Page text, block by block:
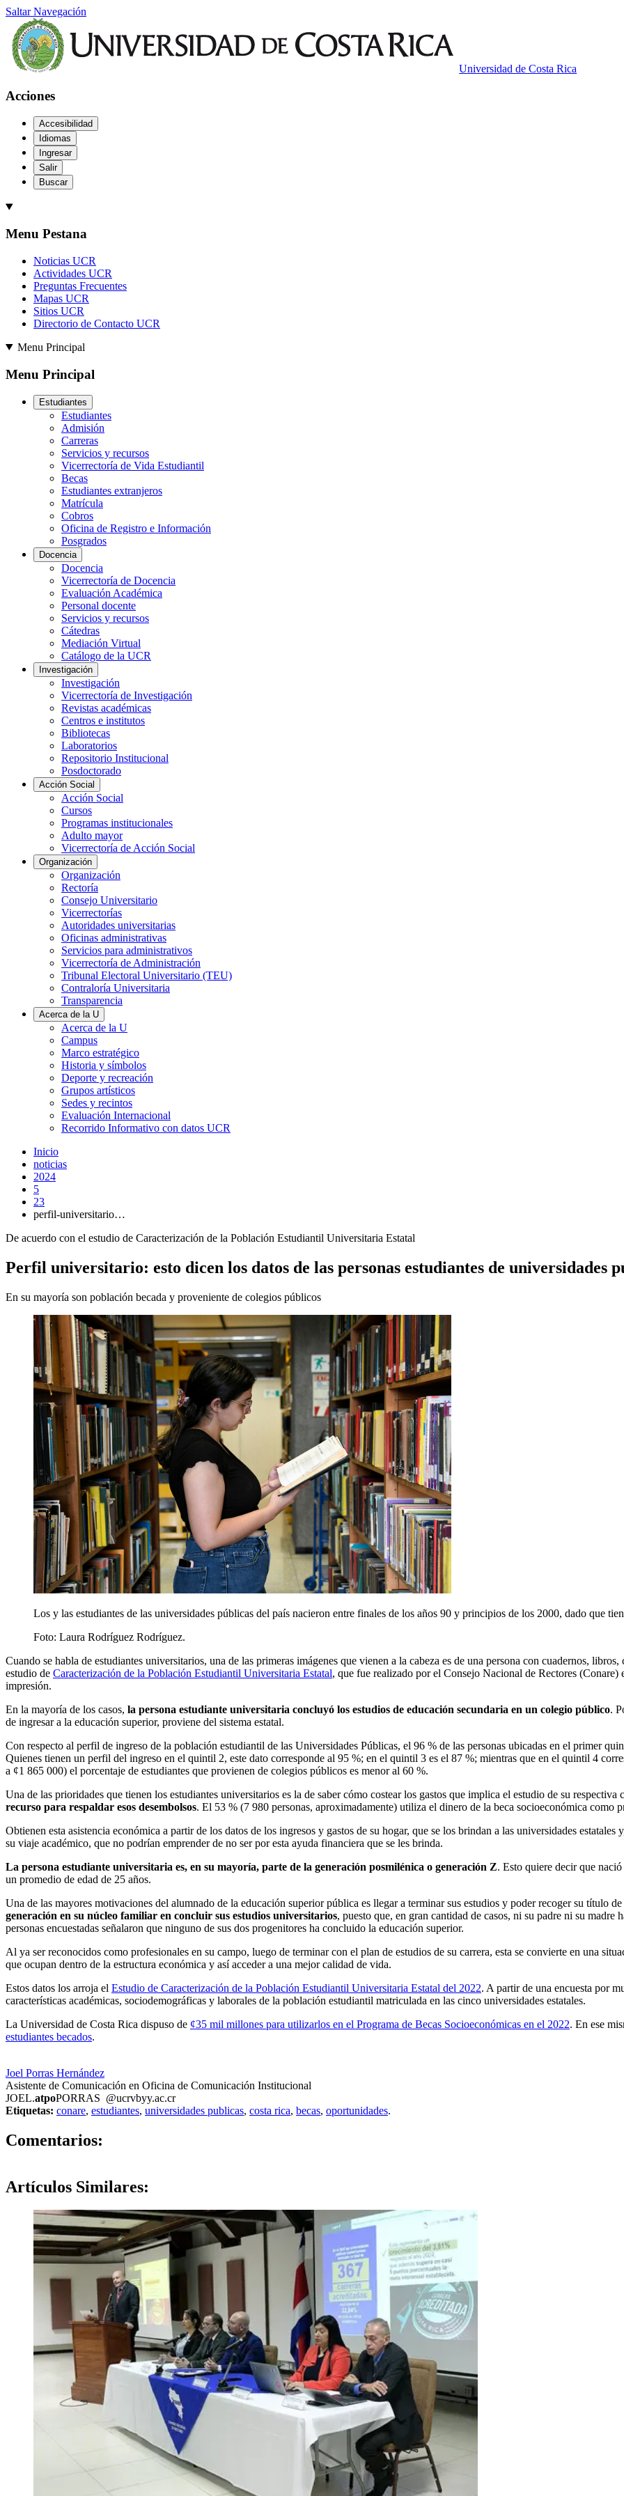
Saltar Navegación
Universidad de Costa Rica
Acciones
Accesibilidad
Idiomas
Ingresar
Salir
Buscar
Menu Pestana
Noticias UCR
Actividades UCR
Preguntas Frecuentes
Mapas UCR
Sitios UCR
Directorio de Contacto UCR
Menu Principal
Menu Principal
Estudiantes
Estudiantes
Admisión
Carreras
Servicios y recursos
Vicerrectoría de Vida Estudiantil
Becas
Estudiantes extranjeros
Matrícula
Cobros
Oficina de Registro e Información
Posgrados
Docencia
Docencia
Vicerrectoría de Docencia
Evaluación Académica
Personal docente
Servicios y recursos
Cátedras
Mediación Virtual
Catálogo de la UCR
Investigación
Investigación
Vicerrectoría de Investigación
Revistas académicas
Centros e institutos
Bibliotecas
Laboratorios
Repositorio Institucional
Posdoctorado
Acción Social
Acción Social
Cursos
Programas institucionales
Adulto mayor
Vicerrectoría de Acción Social
Organización
Organización
Rectoría
Consejo Universitario
Vicerrectorías
Autoridades universitarias
Oficinas administrativas
Servicios para administrativos
Vicerrectoría de Administración
Tribunal Electoral Universitario (TEU)
Contraloría Universitaria
Transparencia
Acerca de la U
Acerca de la U
Campus
Marco estratégico
Historia y símbolos
Deporte y recreación
Grupos artísticos
Sedes y recintos
Evaluación Internacional
Recorrido Informativo con datos UCR
Inicio
noticias
2024
5
23
perfil-universitario…
De acuerdo con el estudio de Caracterización de la Población Estudiantil Universitaria Estatal
Perfil universitario: esto dicen los datos de las personas estudiantes de universidades
En su mayoría son población becada y proveniente de colegios públicos
Los y las estudiantes de las universidades públicas del país nacieron entre finales de los años 90 y principios de los 2000, dado que
Foto: Laura Rodríguez Rodríguez.
Cuando se habla de estudiantes universitarios, una de las primeras imágenes que vienen a la cabeza es de una persona con cuadernos,
estudio de Caracterización de la Población Estudiantil Universitaria Estatal, que fue realizado por el Consejo Nacional de Rectores
impresión.
En la mayoría de los casos, la persona estudiante universitaria concluyó los estudios de educación secundaria en un colegio público.
de ingresar a la educación superior, proviene del sistema estatal.
Con respecto al perfil de ingreso de la población estudiantil de las Universidades Públicas, el 96 % de las personas ubicadas en el primer
Quienes tienen un perfil del ingreso en el quintil 2, este dato corresponde al 95 %; en el quintil 3 es el 87 %; mientras que en el quintil 4
a ¢1 865 000) el porcentaje de estudiantes que provienen de colegios públicos es menor al 60 %.
Una de las prioridades que tienen los estudiantes universitarios es la de saber cómo costear los gastos que implica el estudio de su respectiva
recurso para respaldar esos desembolsos. El 53 % (7 980 personas, aproximadamente) utiliza el dinero de la beca socioeconómica como
Obtienen esta asistencia económica a partir de los datos de los ingresos y gastos de su hogar, que se los brindan a las universidades
su viaje académico, que no podrían emprender de no ser por esta ayuda financiera que se les brinda.
La persona estudiante universitaria es, en su mayoría, parte de la generación posmilénica o generación Z. Esto quiere decir que
un promedio de edad de 25 años.
Una de las mayores motivaciones del alumnado de la educación superior pública es llegar a terminar sus estudios y poder recoger su título
generación en su núcleo familiar en concluir sus estudios universitarios, puesto que, en gran cantidad de casos, ni su padre ni su
personas encuestadas señalaron que ninguno de sus dos progenitores ha concluido la educación superior.
Al ya ser reconocidos como profesionales en su campo, luego de terminar con el plan de estudios de su carrera, esta se convierte en una
que ocupan dentro de la estructura económica y así acceder a una mejor calidad de vida.
Estos datos los arroja el Estudio de Caracterización de la Población Estudiantil Universitaria Estatal del 2022. A partir de una encuesta por
características académicas, sociodemográficas y laborales de la población estudiantil matriculada en las cinco universidades estatales.
La Universidad de Costa Rica dispuso de ¢35 mil millones para utilizarlos en el Programa de Becas Socioeconómicas en el 2022. En ese
estudiantes becados.
Joel Porras Hernández
Asistente de Comunicación en Oficina de Comunicación Institucional
JOEL.atpoPORRAS @ucrvbyy.ac.cr
Etiquetas: conare, estudiantes, universidades publicas, costa rica, becas, oportunidades.
Comentarios:
Artículos Similares: